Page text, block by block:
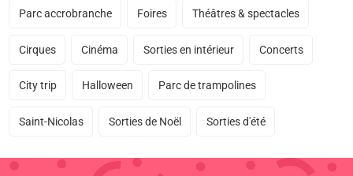
Parc accrobranche Foires Théâtres & spectacles
Cirques Cinéma Sorties en intérieur Concerts
City trip Halloween Parc de trampolines
Saint-Nicolas Sorties de Noël Sorties d'été